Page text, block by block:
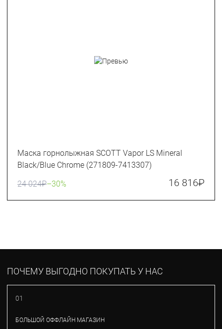
Маска горнолыжная SCOTT Vapor LS Mineral
Black/Blue Chrome (271809-7413307)
24 024₽–30% 16 816₽
ПОЧЕМУ ВЫГОДНО ПОКУПАТЬ У НАС
01
БОЛЬШОЙ ОФФЛАЙН МАГАЗИН